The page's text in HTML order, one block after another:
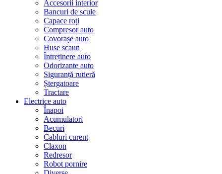
Accesorii interior
Bancuri de scule
Capace roți
Compresor auto
Covorașe auto
Huse scaun
Întreținere auto
Odorizante auto
Siguranță rutieră
Ștergatoare
Tractare
Electrice auto
Înapoi
Acumulatori
Becuri
Cabluri curent
Claxon
Redresor
Robot pornire